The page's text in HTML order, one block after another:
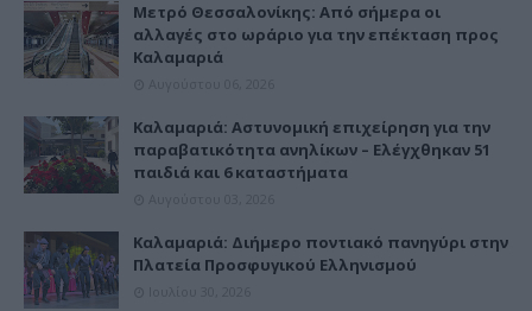
Μετρό Θεσσαλονίκης: Από σήμερα οι
αλλαγές στο ωράριο για την επέκταση προς
Καλαμαριά
Καλαμαριά: Αστυνομική επιχείρηση για την
παραβατικότητα ανηλίκων – Ελέγχθηκαν 51
παιδιά και 6 καταστήματα
Καλαμαριά: Διήμερο ποντιακό πανηγύρι στην
Πλατεία Προσφυγικού Ελληνισμού